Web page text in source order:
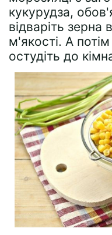
кукурудза,
відваріть зерна
м'якості. А потім
остудіть до